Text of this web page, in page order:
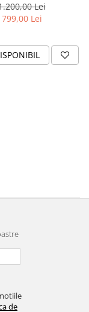
Lei
799,00 Lei
de